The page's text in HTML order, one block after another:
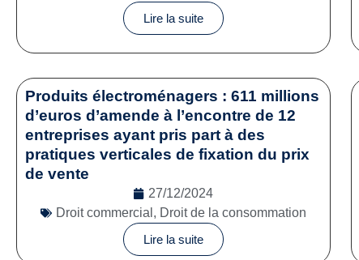
Lire la suite
Produits électroménagers : 611 millions
d’euros d’amende à l’encontre de 12
entreprises ayant pris part à des
pratiques verticales de fixation du prix
de vente
27/12/2024
Droit commercial , Droit de la consommation
Lire la suite